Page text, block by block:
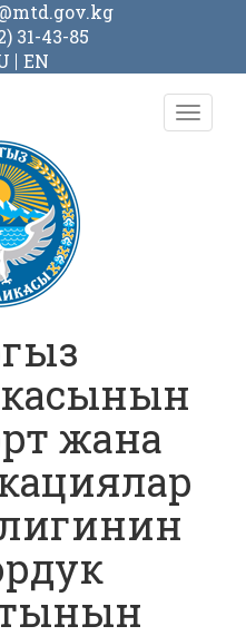
31-43-85
EN
Toggle
жана